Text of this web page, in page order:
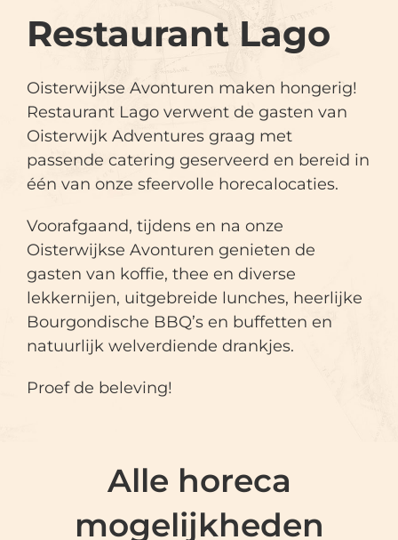
Restaurant Lago
Oisterwijkse Avonturen maken hongerig!
Restaurant Lago verwent de gasten van
Oisterwijk Adventures graag met
passende catering geserveerd en bereid in
één van onze sfeervolle horecalocaties.
Voorafgaand, tijdens en na onze
Oisterwijkse Avonturen genieten de
gasten van koffie, thee en diverse
lekkernijen, uitgebreide lunches, heerlijke
Bourgondische BBQ’s en buffetten en
natuurlijk welverdiende drankjes.
Proef de beleving!
Alle horeca
mogelijkheden